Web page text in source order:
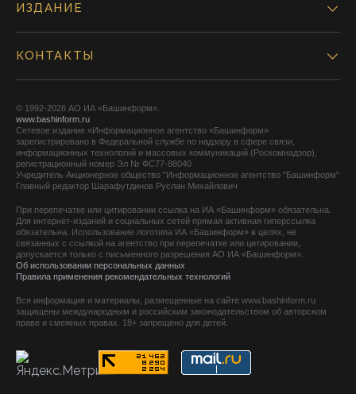
ИЗДАНИЕ
КОНТАКТЫ
© 1992-2026 АО ИА «Башинформ».
www.bashinform.ru
Сетевое издание «Информационное агентство «Башинформ»
зарегистрировано в Федеральной службе по надзору в сфере связи,
информационных технологий и массовых коммуникаций (Роскомнадзор),
регистрационный номер Эл № ФС77-88040
Учредитель Акционерное общество "Информационное агентство "Башинформ"
Главный редактор Шарафутдинов Руслан Михайлович
При перепечатке или цитировании ссылка на ИА «Башинформ» обязательна.
Для интернет-изданий и социальных сетей прямая активная гиперссылка
обязательна. Использование логотипа ИА «Башинформ» в целях, не
связанных с ссылкой на агентство при перепечатке или цитировании,
допускается только с письменного разрешения АО ИА «Башинформ».
Об использовании персональных данных
Правила применения рекомендательных технологий
Вся информация и материалы, размещенные на сайте www.bashinform.ru
защищены международным и российским законодательством об авторском
праве и смежных правах. 18+ запрещено для детей.